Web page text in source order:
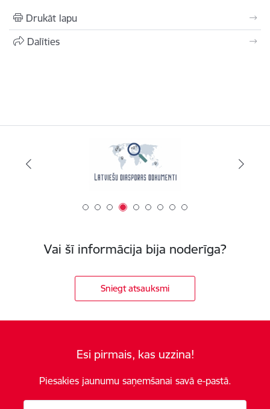
Drukāt lapu
Dalīties
Vai šī informācija bija noderīga?
Sniegt atsauksmi
Esi pirmais, kas uzzina!
Piesakies jaunumu saņemšanai savā e-pastā.